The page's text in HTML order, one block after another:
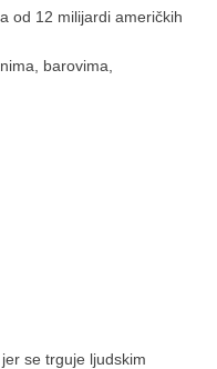
od 12 milijardi američkih
barovima,
se trguje ljudskim